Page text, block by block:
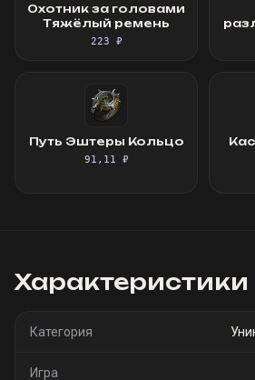
Охотник за головами
Тяжёлый ремень
223 ₽
Путь Эштеры Кольцо
91,11 ₽
Характеристики
Категория
Игра